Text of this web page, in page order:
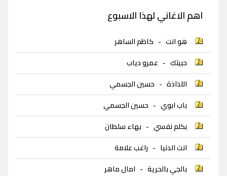
اهم الاغاني لهذا الاسبوع
هو انت - كاظم الساهر
حبيتك - عمرو دياب
اللذاذة - حسين الجسمي
باب ابوي - حسين الجسمي
بكلم نفسي - بهاء سلطان
انت الدنيا - راغب علامة
بالجي بالحرية - امال ماهر